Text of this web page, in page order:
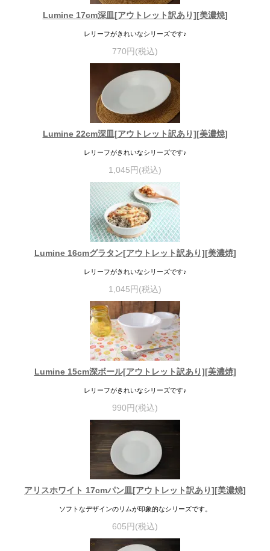
Lumine 17cm深皿[アウトレット訳あり][美濃焼]
レリーフがきれいなシリーズです♪
770円(税込)
Lumine 22cm深皿[アウトレット訳あり][美濃焼]
レリーフがきれいなシリーズです♪
1,045円(税込)
Lumine 16cmグラタン[アウトレット訳あり][美濃焼]
レリーフがきれいなシリーズです♪
1,045円(税込)
Lumine 15cm深ボール[アウトレット訳あり][美濃焼]
レリーフがきれいなシリーズです♪
990円(税込)
アリスホワイト 17cmパン皿[アウトレット訳あり][美濃焼]
ソフトなデザインのリムが印象的なシリーズです。
605円(税込)